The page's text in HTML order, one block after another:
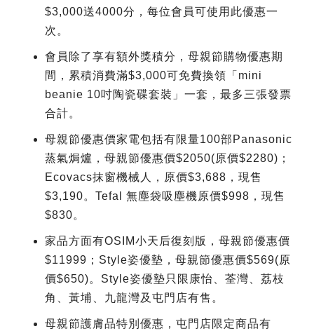
$3,000送4000分，每位會員可使用此優惠一
次。
會員除了享有額外獎積分，母親節購物優惠期
間，累積消費滿$3,000可免費換領「mini
beanie 10吋陶瓷碟套裝」一套，最多三張發票
合計。
母親節優惠價家電包括有限量100部Panasonic
蒸氣焗爐，母親節優惠價$2050(原價$2280)；
Ecovacs抹窗機械人，原價$3,688，現售
$3,190。Tefal 無塵袋吸塵機原價$998，現售
$830。
家品方面有OSIM小天后復刻版，母親節優惠價
$11999；Style姿優墊，母親節優惠價$569(原
價$650)。Style姿優墊只限康怡、荃灣、荔枝
角、黃埔、九龍灣及屯門店有售。
母親節護膚品特別優惠，屯門店限定商品有